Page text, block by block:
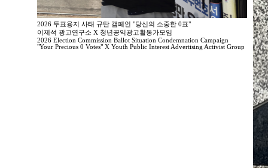
2026 투표용지 사태 규탄 캠페인 "당신의 소중한 0표"
이제석 광고연구소 X 청년공익광고활동가모임
2026 Election Commission Ballot Situation Condemnation Campaign
"Your Precious 0 Votes" X Youth Public Interest Advertising Activist Group